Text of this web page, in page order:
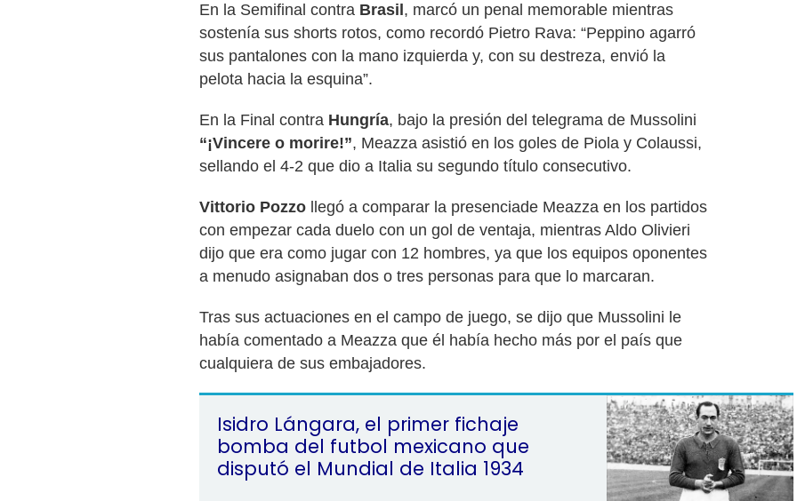
En la Semifinal contra Brasil , marcó un penal memorable mientras
sostenía sus shorts rotos, como recordó Pietro Rava: “Peppino agarró
sus pantalones con la mano izquierda y, con su destreza, envió la
pelota hacia la esquina”.
En la Final contra Hungría, bajo la presión del telegrama de Mussolini
“¡Vincere o morire!”, Meazza asistió en los goles de Piola y Colaussi,
sellando el 4-2 que dio a Italia su segundo título consecutivo.
Vittorio Pozzo llegó a comparar la presenciade Meazza en los partidos
con empezar cada duelo con un gol de ventaja, mientras Aldo Olivieri
dijo que era como jugar con 12 hombres, ya que los equipos oponentes
a menudo asignaban dos o tres personas para que lo marcaran.
Tras sus actuaciones en el campo de juego, se dijo que Mussolini le
había comentado a Meazza que él había hecho más por el país que
cualquiera de sus embajadores.
Isidro Lángara, el primer fichaje
bomba del futbol mexicano que
disputó el Mundial de Italia 1934